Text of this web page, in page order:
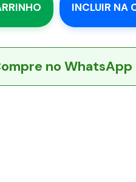
INCLUIR NA
no WhatsApp